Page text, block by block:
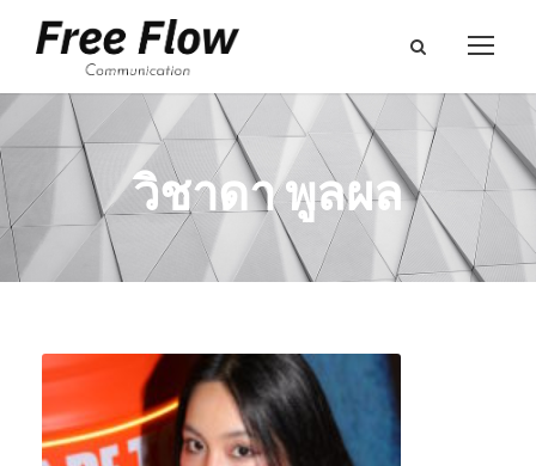
วิชาดา พูลผล